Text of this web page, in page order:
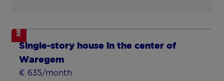
NEW
Single-story house in the center of
Waregem
€ 635/month